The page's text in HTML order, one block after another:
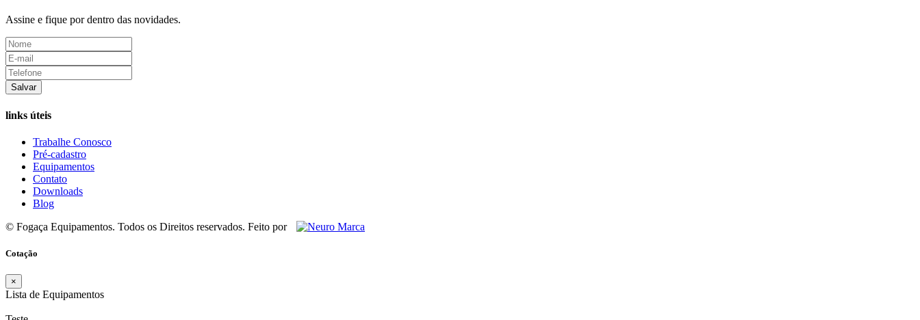
Assine e fique por dentro das novidades.
Salvar
links úteis
Trabalhe Conosco
Pré-cadastro
Equipamentos
Contato
Downloads
Blog
© Fogaça Equipamentos. Todos os Direitos reservados. Feito por
Cotação
×
Lista de Equipamentos